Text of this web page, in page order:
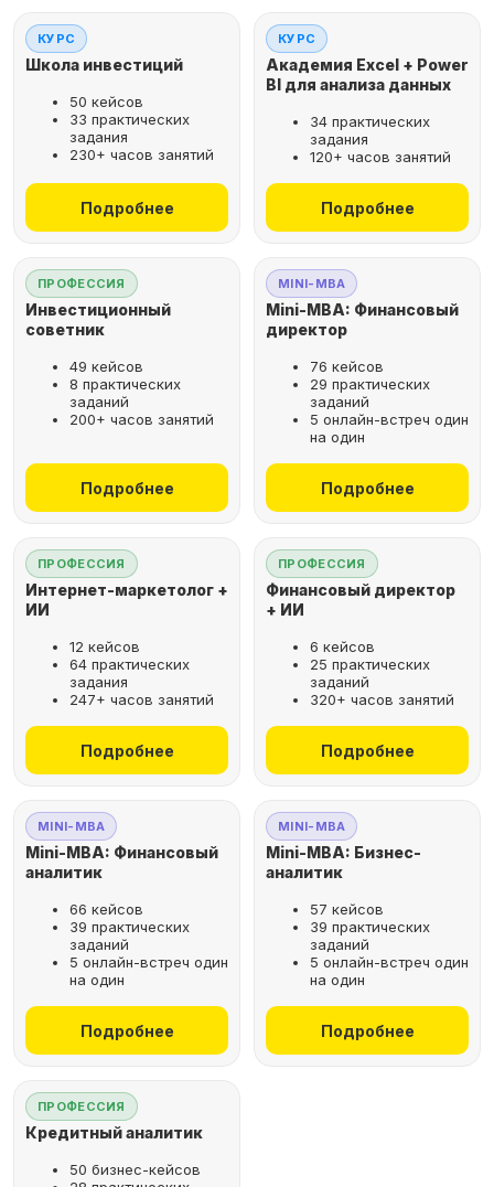
КУРС
Школа инвестиций
50 кейсов
33 практических
задания
230+ часов занятий
Подробнее
КУРС
Академия Excel + Power
BI для анализа данных
34 практических
задания
120+ часов занятий
Подробнее
ПРОФЕССИЯ
Инвестиционный
советник
49 кейсов
8 практических
заданий
200+ часов занятий
Подробнее
MINI-MBA
Mini-MBA: Финансовый
директор
76 кейсов
29 практических
заданий
5 онлайн-встреч один
на один
Подробнее
ПРОФЕССИЯ
Интернет-маркетолог +
ИИ
12 кейсов
64 практических
задания
247+ часов занятий
Подробнее
ПРОФЕССИЯ
Финансовый директор
+ ИИ
6 кейсов
25 практических
заданий
320+ часов занятий
Подробнее
MINI-MBA
Mini-MBA: Финансовый
аналитик
66 кейсов
39 практических
заданий
5 онлайн-встреч один
на один
Подробнее
MINI-MBA
Mini-MBA: Бизнес-
аналитик
57 кейсов
39 практических
заданий
5 онлайн-встреч один
на один
Подробнее
ПРОФЕССИЯ
Кредитный аналитик
50 бизнес-кейсов
Рассрочка за 2 минуты,
не выходя из дома
Выбрать курс
оптимальную программу для
Оставьте заявку
на бесплатную
консультацию